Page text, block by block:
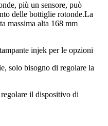
più un sensore, può
delle bottiglie rotonde.La
massima alta 168 mm
injek per le opzioni
solo bisogno di regolare la
il dispositivo di